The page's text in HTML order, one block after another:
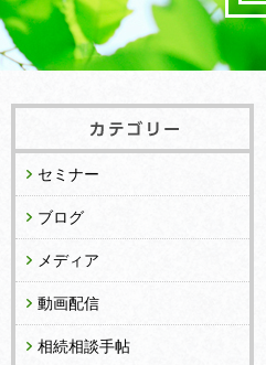
セミナー
ブログ
メディア
動画配信
相続相談手帖